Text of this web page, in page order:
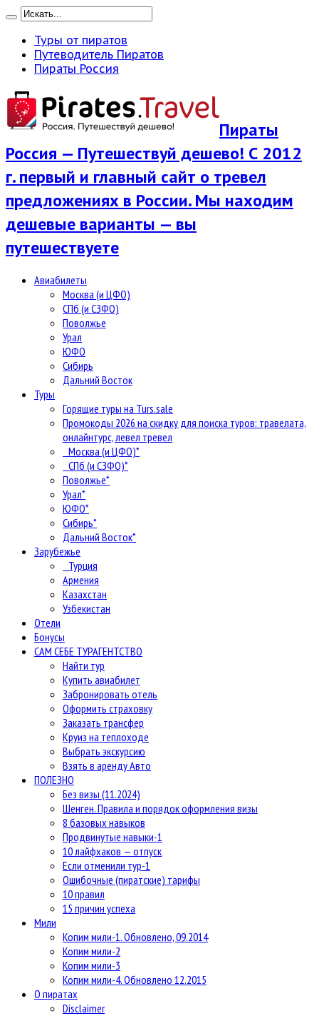
Туры от пиратов
Путеводитель Пиратов
Пираты Россия
Пираты
Россия — Путешествуй дешево! С 2012
г. первый и главный сайт о тревел
предложениях в России. Мы находим
дешевые варианты — вы
путешествуете
Авиабилеты
Москва (и ЦФО)
СПб (и СЗФО)
Поволжье
Урал
ЮФО
Сибирь
Дальний Восток
Туры
Горящие туры на Turs.sale
Промокоды 2026 на скидку для поиска туров: травелата,
онлайнтурс, левел тревел
Москва (и ЦФО)*
СПб (и СЗФО)*
Поволжье*
Урал*
ЮФО*
Сибирь*
Дальний Восток*
Зарубежье
Турция
Армения
Казахстан
Узбекистан
Отели
Бонусы
САМ СЕБЕ ТУРАГЕНТСТВО
Найти тур
Купить авиабилет
Забронировать отель
Оформить страховку
Заказать трансфер
Круиз на теплоходе
Выбрать экскурсию
Взять в аренду Авто
ПОЛЕЗНО
Без визы (11.2024)
Шенген. Правила и порядок оформления визы
8 базовых навыков
Продвинутые навыки-1
10 лайфхаков — отпуск
Если отменили тур-1
Ошибочные (пиратские) тарифы
10 правил
15 причин успеха
Мили
Копим мили-1. Обновлено, 09.2014
Копим мили-2
Копим мили-3
Копим мили-4. Обновлено 12.2015
О пиратах
Disclaimer